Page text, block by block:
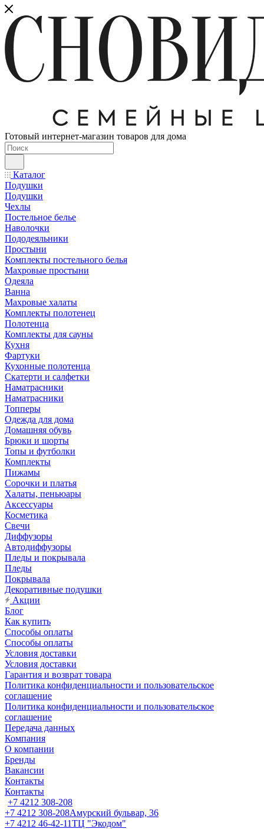
Готовый интернет-магазин товаров для дома
Каталог
Подушки
Подушки
Чехлы
Постельное белье
Наволочки
Пододеяльники
Простыни
Комплекты постельного белья
Махровые простыни
Одеяла
Ванна
Махровые халаты
Комплекты полотенец
Полотенца
Комплекты для сауны
Кухня
Фартуки
Кухонные полотенца
Скатерти и салфетки
Наматрасники
Наматрасники
Топперы
Одежда для дома
Домашняя обувь
Брюки и шорты
Топы и футболки
Комплекты
Пижамы
Сорочки и платья
Халаты, пеньюары
Аксессуары
Косметика
Свечи
Диффузоры
Автодиффузоры
Пледы и покрывала
Пледы
Покрывала
Декоративные подушки
Акции
Блог
Как купить
Способы оплаты
Способы оплаты
Условия доставки
Условия доставки
Гарантия и возврат товара
Политика конфиденциальности и пользовательское
соглашение
Политика конфиденциальности и пользовательское
соглашение
Передача данных
Компания
О компании
Бренды
Вакансии
Контакты
Контакты
+7 4212 308-208
+7 4212 308-208Амурский бульвар, 36
+7 4212 46-42-11ТЦ "Экодом"